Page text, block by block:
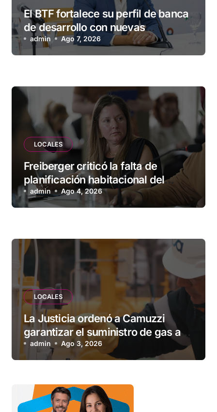
El BTF fortalece su perfil de banca
de desarrollo con nuevas
herramientas para familias y
empresas
admin Ago 7, 2026
LOCALES
Freiberger criticó la falta de
planificación habitacional del
Municipio: “Vuoto deja afuera a
vecinos que llevan más de 20 años
admin Ago 4, 2026
LOCALES
La Justicia ordenó a Camuzzi
garantizar el suministro de gas a
una familia de Tolhuin
admin Ago 3, 2026